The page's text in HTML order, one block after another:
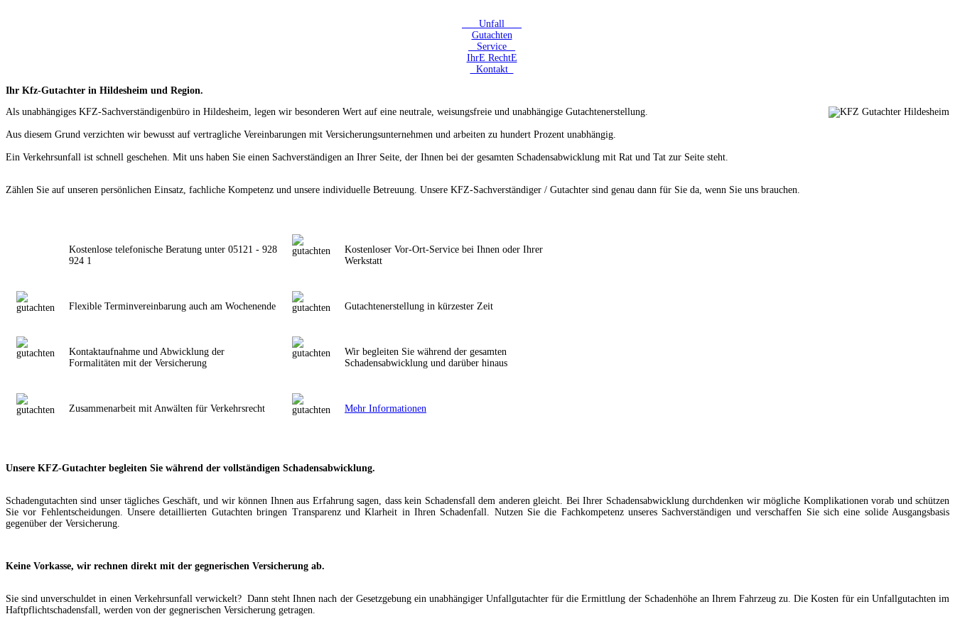
Unfall
Gutachten
Service
IhrE RechtE
Kontakt
Ihr Kfz-Gutachter in Hildesheim und Region.
Als unabhängiges KFZ-Sachverständigenbüro in Hildesheim, legen wir besonderen Wert auf eine neutrale, weisungsfreie und unabhängige Gutachtenerstellung.
Aus diesem Grund verzichten wir bewusst auf vertragliche Vereinbarungen mit Versicherungsunternehmen und arbeiten zu hundert Prozent unabhängig.
Ein Verkehrsunfall ist schnell geschehen. Mit uns haben Sie einen Sachverständigen an Ihrer Seite, der Ihnen bei der gesamten Schadensabwicklung mit Rat und Tat zur Seite steht.
Zählen Sie auf unseren persönlichen Einsatz, fachliche Kompetenz und unsere individuelle Betreuung. Unsere KFZ-Sachverständiger / Gutachter sind genau dann für Sie da, wenn Sie uns brauchen.
Kostenlose telefonische Beratung unter 05121 - 928
924 1
Kostenloser Vor-Ort-Service bei Ihnen oder Ihrer
Werkstatt
Flexible Terminvereinbarung auch am Wochenende Gutachtenerstellung in kürzester Zeit
Kontaktaufnahme und Abwicklung der
Formalitäten mit der Versicherung
Wir begleiten Sie während der gesamten
Schadensabwicklung und darüber hinaus
Zusammenarbeit mit Anwälten für Verkehrsrecht Mehr Informationen
Unsere KFZ-Gutachter begleiten Sie während der vollständigen Schadensabwicklung.
Schadengutachten sind unser tägliches Geschäft, und wir können Ihnen aus Erfahrung sagen, dass kein Schadensfall dem anderen gleicht. Bei Ihrer Schadensabwicklung durchdenken wir mögliche Komplikationen vorab und schützen
Sie vor Fehlentscheidungen. Unsere detaillierten Gutachten bringen Transparenz und Klarheit in Ihren Schadenfall. Nutzen Sie die Fachkompetenz unseres Sachverständigen und verschaffen Sie sich eine solide Ausgangsbasis
gegenüber der Versicherung.
Keine Vorkasse, wir rechnen direkt mit der gegnerischen Versicherung ab.
Sie sind unverschuldet in einen Verkehrsunfall verwickelt? Dann steht Ihnen nach der Gesetzgebung ein unabhängiger Unfallgutachter für die Ermittlung der Schadenhöhe an Ihrem Fahrzeug zu. Die Kosten für ein Unfallgutachten im
Haftpflichtschadensfall, werden von der gegnerischen Versicherung getragen.